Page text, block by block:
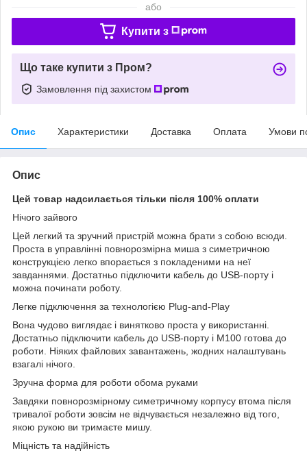
або
Купити з
Що таке купити з Пром?
Замовлення під захистом
Опис Характеристики Доставка Оплата Умови
Опис
Цей товар надсилається тільки після 100% оплати
Нічого зайвого
Цей легкий та зручний пристрій можна брати з собою всюди.
Проста в управлінні повнорозмірна миша з симетричною
конструкцією легко впорається з покладеними на неї
завданнями. Достатньо підключити кабель до USB-порту і
можна починати роботу.
Легке підключення за технологією Plug-and-Play
Вона чудово виглядає і винятково проста у використанні.
Достатньо підключити кабель до USB-порту і M100 готова до
роботи. Ніяких файлових завантажень, жодних налаштувань
взагалі нічого.
Зручна форма для роботи обома руками
Завдяки повнорозмірному симетричному корпусу втома після
тривалої роботи зовсім не відчувається незалежно від того,
якою рукою ви тримаєте мишу.
Міцність та надійність